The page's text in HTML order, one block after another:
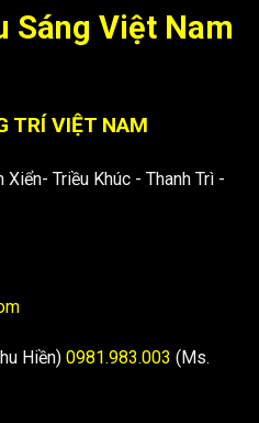
Sáng Việt Nam
TRÍ VIỆT NAM
Triều Khúc - Thanh Trì -
Hiền) 0981.983.003 (Ms.